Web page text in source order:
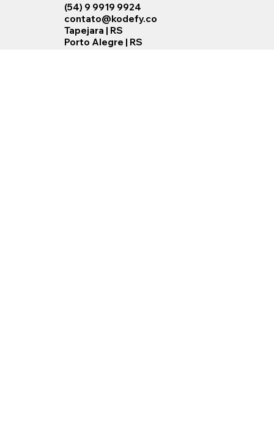
(54) 9 9919 9924
contato@kodefy.co
Tapejara | RS
Porto Alegre | RS